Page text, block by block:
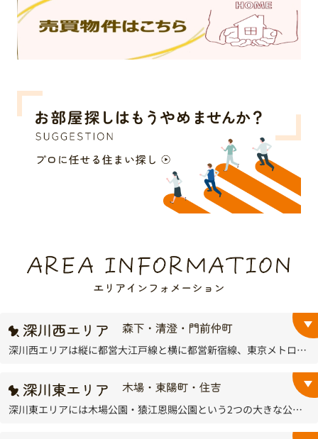
深川西エリアは縦に都営大江戸線と横に都営新宿線、東京メトロ東西線、JR京葉線が走っており、江東区内で都心へ最もアクセスの良い下町エリアとなっています。
深川東エリアには木場公園・猿江恩賜公園という2つの大きな公園があり、この緑豊かな住環境は住民の方々から広く愛されています。